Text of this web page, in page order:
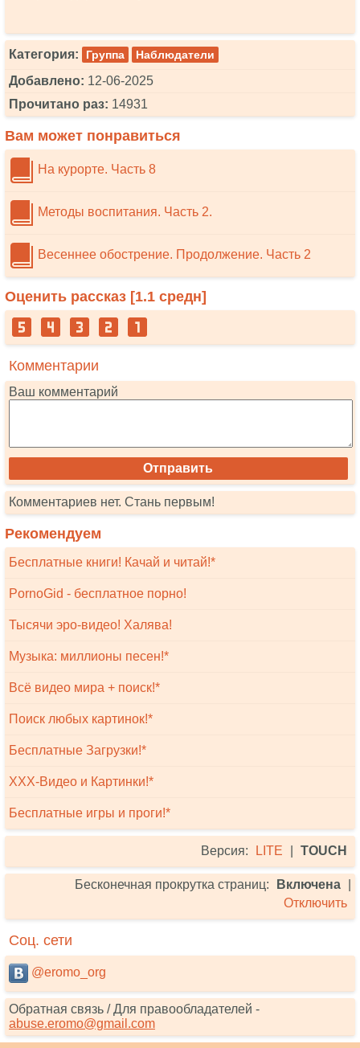
Категория: Группа Наблюдатели
Добавлено: 12-06-2025
Прочитано раз: 14931
Вам может понравиться
На курорте. Часть 8
Методы воспитания. Часть 2.
Весеннее обострение. Продолжение. Часть 2
Оценить рассказ [1.1 средн]
Комментарии
Ваш комментарий
Комментариев нет. Стань первым!
Рекомендуем
Бесплатные книги! Качай и читай!*
PornoGid - бесплатное порно!
Тысячи эро-видео! Халява!
Музыка: миллионы песен!*
Всё видео мира + поиск!*
Поиск любых картинок!*
Бесплатные Загрузки!*
XXX-Видео и Картинки!*
Бесплатные игры и проги!*
Версия: LITE TOUCH
Бесконечная прокрутка страниц: Включена
Отключить
Соц. сети
@eromo_org
Обратная связь / Для правообладателей -
abuse.eromo@gmail.com